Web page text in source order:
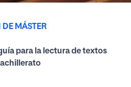
DE MÁSTER
para la lectura de textos